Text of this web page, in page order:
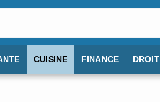
CUISINE FINANCE DROIT